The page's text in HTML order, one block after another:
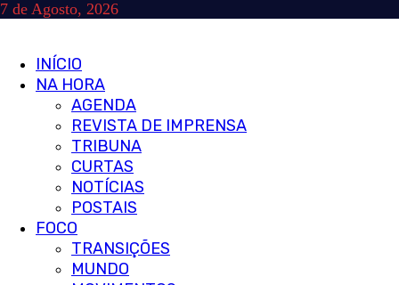
Skip
7 de Agosto, 2026
Primary
Menu
INÍCIO
NA HORA
AGENDA
REVISTA DE IMPRENSA
TRIBUNA
CURTAS
NOTÍCIAS
POSTAIS
FOCO
TRANSIÇÕES
MUNDO